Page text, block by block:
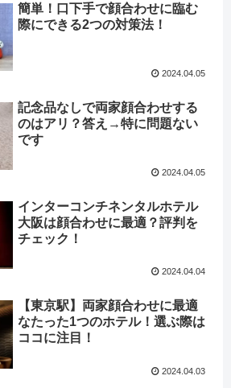
簡単！口下手で顔合わせに臨む
際にできる2つの対策法！
2024.04.05
記念品なしで両家顔合わせする
のはアリ？答え→特に問題ない
です
2024.04.05
インターコンチネンタルホテル
大阪は顔合わせに最適？評判を
チェック！
2024.04.04
【東京駅】両家顔合わせに最適
なたった1つのホテル！選ぶ際は
ココに注目！
2024.04.03